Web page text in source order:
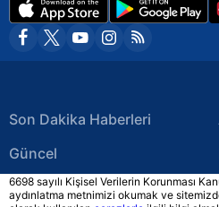
Son Dakika Haberleri
Güncel
Ekonomi Haberleri
6698 sayılı Kişisel Verilerin Korunması
aydınlatma metnimizi okumak ve